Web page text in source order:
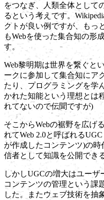
をつなぎ、人類全体として
る という考えです。
クトが良い例ですが、もっ
もWebを使った集合知の形
す。
Web黎明期は世界を繋ぐと
ークに参加して集合知にア
たり、プログラミングを学
かれた知能という理想とは
れてないので伝聞ですが)
そこからWebの裾野を広げ
れてWeb 2.0と呼ばれるUGC
が作成したコンテンツ)の
信者として知識を公開でき
しかしUGCの増大はユー
コンテンツの管理という課
した。またウェブ技術を抽